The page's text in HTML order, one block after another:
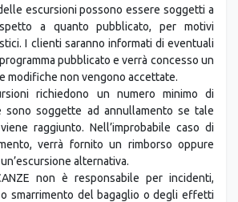
escursioni possono essere soggetti a
a quanto pubblicato, per motivi
I clienti saranno informati di eventuali
pubblicato e verrà concesso un
modifiche non vengono accettate.
richiedono un numero minimo di
sono soggette ad annullamento se tale
raggiunto. Nell’improbabile caso di
verrà fornito un rimborso oppure
alternativa.
non è responsabile per incidenti,
smarrimento del bagaglio o degli effetti